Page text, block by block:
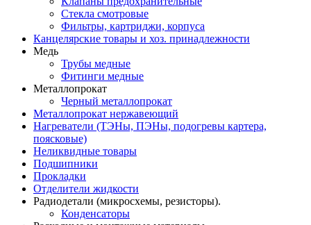
Стекла смотровые
Фильтры, картриджи, корпуса
Канцелярские товары и хоз. принадлежности
Медь
Трубы медные
Фитинги медные
Металлопрокат
Черный металлопрокат
Металлопрокат нержавеющий
Нагреватели (ТЭНы, ПЭНы, подогревы картера,
поясковые)
Неликвидные товары
Подшипники
Прокладки
Отделители жидкости
Радиодетали (микросхемы, резисторы).
Конденсаторы